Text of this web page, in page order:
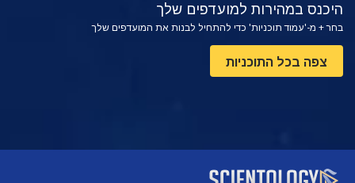
היכנס במהירות למועדפים שלך
בחר + מ-'עמוד תוכניות' כדי להתחיל לבנות את המועדפים שלך
צפה בכל התוכניות